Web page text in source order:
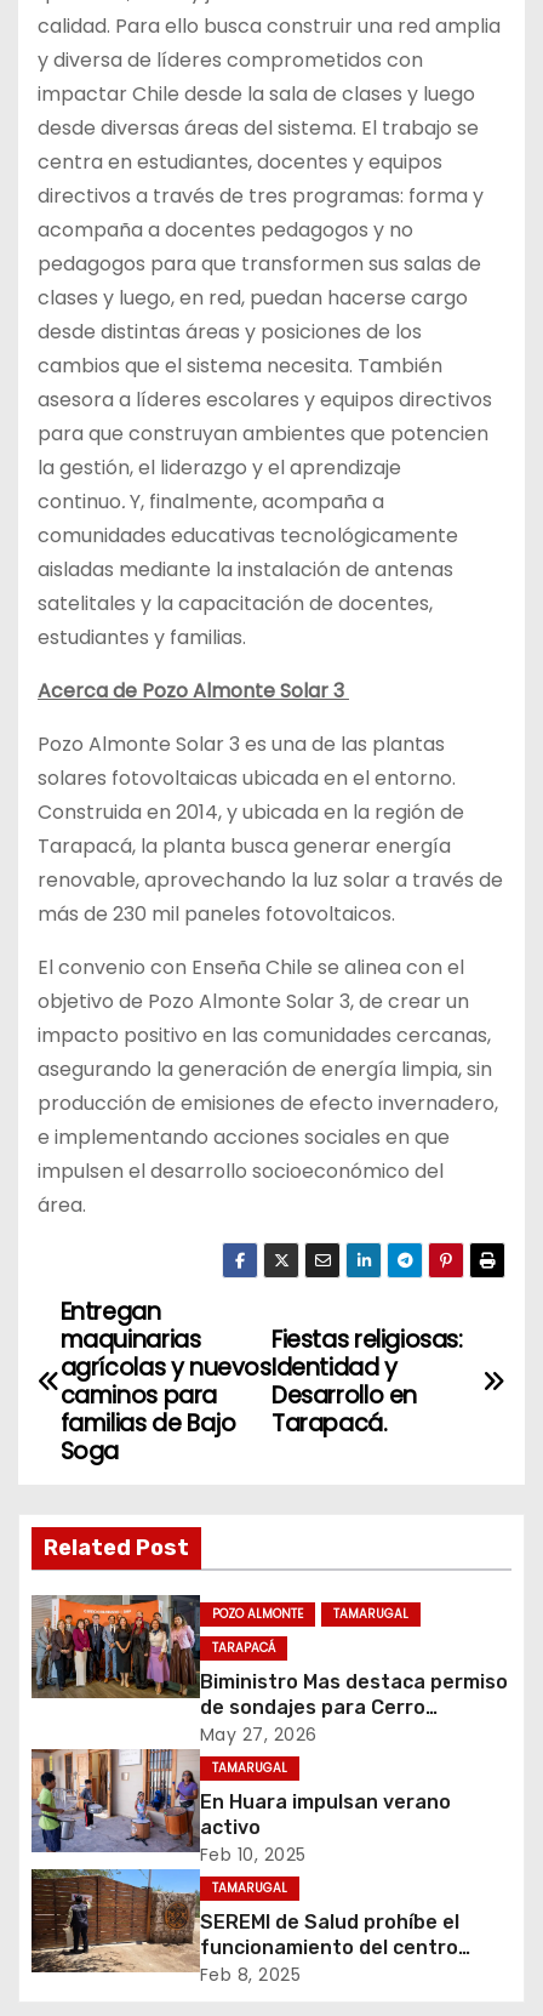
calidad. Para ello busca construir una red amplia
y diversa de líderes comprometidos con
impactar Chile desde la sala de clases y luego
desde diversas áreas del sistema. El trabajo se
centra en estudiantes, docentes y equipos
directivos a través de tres programas: forma y
acompaña a docentes pedagogos y no
pedagogos para que transformen sus salas de
clases y luego, en red, puedan hacerse cargo
desde distintas áreas y posiciones de los
cambios que el sistema necesita. También
asesora a líderes escolares y equipos directivos
para que construyan ambientes que potencien
la gestión, el liderazgo y el aprendizaje
continuo.Y, finalmente, acompaña a
comunidades educativas tecnológicamente
aisladas mediante la instalación de antenas
satelitales y la capacitación de docentes,
estudiantes y familias.
Acerca de Pozo Almonte Solar 3
Pozo Almonte Solar 3 es una de las plantas
solares fotovoltaicas ubicada en el entorno.
Construida en 2014, y ubicada en la región de
Tarapacá, la planta busca generar energía
renovable, aprovechando la luz solar a través de
más de 230 mil paneles fotovoltaicos.
El convenio con Enseña Chile se alinea con el
objetivo de Pozo Almonte Solar 3,de crear un
impacto positivo en las comunidades cercanas,
asegurando la generación de energía limpia, sin
producción de emisiones de efecto invernadero,
e implementando acciones sociales en que
impulsen el desarrollo socioeconómico del
área.
N
a
g
a
c
i
n
d
e
e
n
Fiestas religiosas:
Identidad y
Desarrollo en
Tarapacá.
Entregan
maquinarias
agrícolas y nuevos
caminos para
familias de Bajo
Soga
Related Post
POZO ALMONTE
TAMARUGAL
TARAPACÁ
Biministro Mas destaca permiso
de sondajes para Cerro
Colorado
May 27, 2026
TAMARUGAL
En Huara impulsan verano
activo
Feb 10, 2025
TAMARUGAL
SEREMI de Salud prohíbe el
funcionamiento del centro
recreativo Tantakuy
Feb 8, 2025